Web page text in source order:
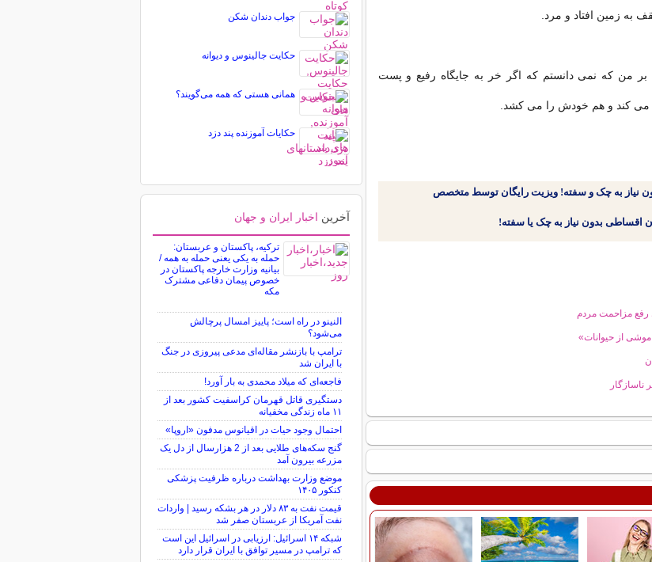
به زمین افتاد و مرد.
بر من که نمی دانستم که اگر خر به جایگاه رفیع و پست
می کند و هم خودش را می کشد.
نیاز به چک و سفته! ویزیت رایگان توسط متخصص
رفع مزاحمت مردم
از حیوانات»
ناسازگار
جواب دندان شکن
حکایت جالینوس و دیوانه
همانی هستی که همه می‌گویند؟
حکایات آموزنده پند دزد
آخرین اخبار ایران و جهان
ترکیه، پاکستان و عربستان:
حمله به یکی یعنی حمله به همه /
بیانیه وزارت خارجه پاکستان در
خصوص پیمان دفاعی مشترک
مکه
النینو در راه است؛ پاییز امسال پرچالش
می‌شود؟
ترامپ با بازنشر مقاله‌ای مدعی پیروزی در جنگ
با ایران شد
فاجعه‌ای که میلاد محمدی به بار آورد!
دستگیری قاتل قهرمان کراسفیت کشور بعد از
۱۱ ماه زندگی مخفیانه
احتمال وجود حیات در اقیانوس مدفون «اروپا»
گنج سکه‌های طلایی بعد از 2 هزارسال از دل یک
مزرعه بیرون آمد
موضع وزارت بهداشت درباره ظرفیت پزشکی
کنکور ۱۴۰۵
قیمت نفت به ۸۳ دلار در هر بشکه رسید | واردات
نفت آمریکا از عربستان صفر شد
شبکه ۱۴ اسرائیل: ارزیابی در اسرائیل این است
که ترامپ در مسیر توافق با ایران قرار دارد